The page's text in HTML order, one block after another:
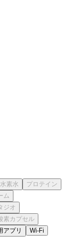
アプリ Wi-Fi